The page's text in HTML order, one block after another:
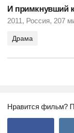
И примкнувший
2011, Россия, 207
Драма
Нравится фильм?